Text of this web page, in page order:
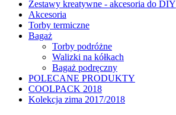
Zestawy kreatywne - akcesoria do DIY
Akcesoria
Torby termiczne
Bagaż
Torby podróżne
Walizki na kółkach
Bagaż podręczny
POLECANE PRODUKTY
COOLPACK 2018
Kolekcja zima 2017/2018